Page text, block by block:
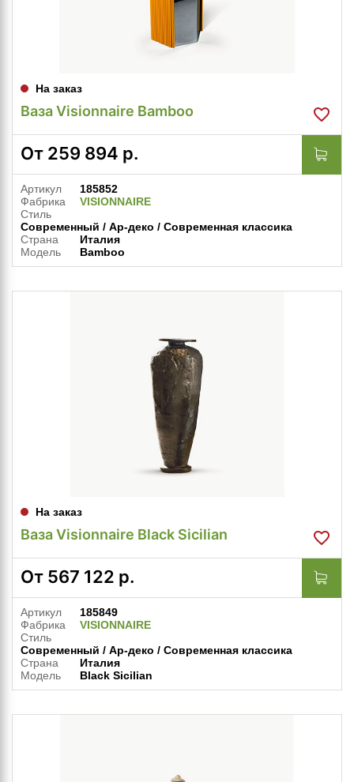
На заказ
Ваза Visionnaire Bamboo
От 259 894 р.
Артикул
185852
Фабрика
VISIONNAIRE
Стиль
Современный / Ар-деко / Современная классика
Страна
Италия
Модель
Bamboo
На заказ
Ваза Visionnaire Black Sicilian
От 567 122 р.
Артикул
185849
Фабрика
VISIONNAIRE
Стиль
Современный / Ар-деко / Современная классика
Страна
Италия
Модель
Black Sicilian